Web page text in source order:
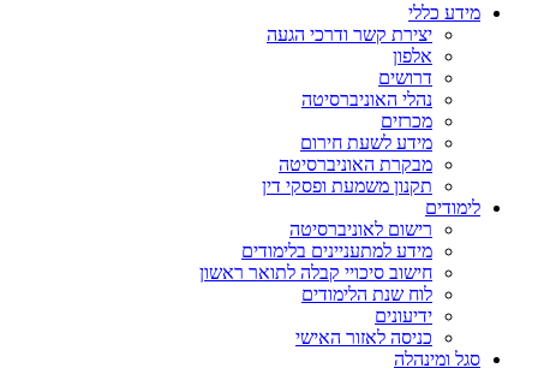
מידע כללי
יצירת קשר ודרכי הגעה
אלפון
דרושים
נהלי האוניברסיטה
מכרזים
מידע לשעת חירום
מבקרת האוניברסיטה
תקנון משמעת ופסקי דין
לימודים
רישום לאוניברסיטה
מידע למתעניינים בלימודים
חישוב סיכויי קבלה לתואר ראשון
לוח שנת הלימודים
ידיעונים
כניסה לאזור האישי
סגל ומינהלה